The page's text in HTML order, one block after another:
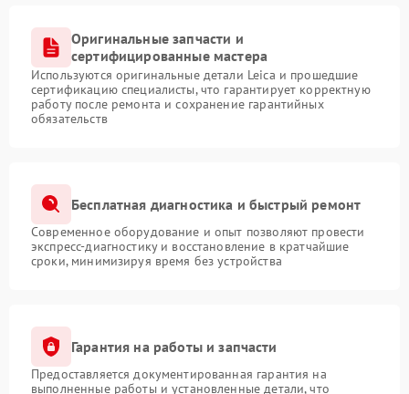
Оригинальные запчасти и
сертифицированные мастера
Используются оригинальные детали Leica и прошедшие
сертификацию специалисты, что гарантирует корректную
работу после ремонта и сохранение гарантийных
обязательств
Бесплатная диагностика и быстрый ремонт
Современное оборудование и опыт позволяют провести
экспресс-диагностику и восстановление в кратчайшие
сроки, минимизируя время без устройства
Гарантия на работы и запчасти
Предоставляется документированная гарантия на
выполненные работы и установленные детали, что